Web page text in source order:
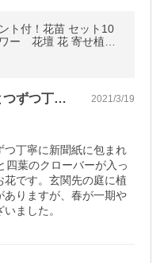
ト付！花苗 セット10
壇 花 寄せ植え
苗セット ガ
白・青系を選びました。ひとつずつ丁寧に… 2021/3/19
つ丁寧に新聞紙に包まれ
四葉のクローバーが入っ
です。玄関先の庭に植
ありますが、春が一期や
ました。